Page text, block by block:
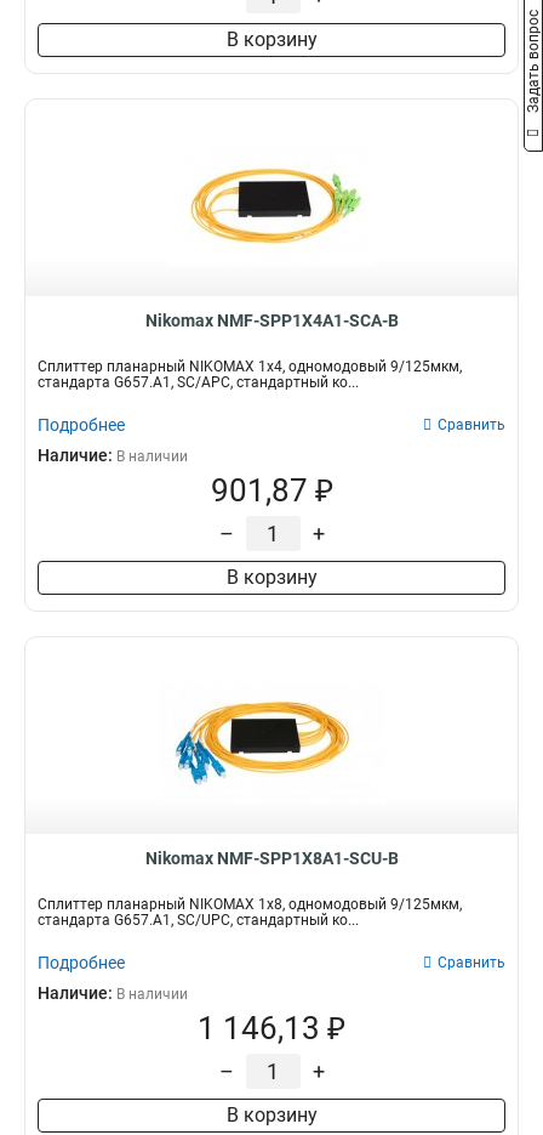
В корзину
Nikomax NMF-SPP1X4A1-SCA-B
Сплиттер планарный NIKOMAX 1x4, одномодовый 9/125мкм,
стандарта G657.A1, SC/APC, стандартный ко...
Подробнее Сравнить
Наличие: В наличии
901,87 ₽
– +
В корзину
Nikomax NMF-SPP1X8A1-SCU-B
Сплиттер планарный NIKOMAX 1x8, одномодовый 9/125мкм,
стандарта G657.A1, SC/UPC, стандартный ко...
Подробнее Сравнить
Наличие: В наличии
1 146,13 ₽
– +
В корзину
Задать вопрос